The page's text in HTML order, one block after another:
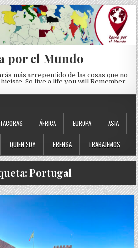
por el Mundo
más arrepentido de las cosas que no
So live a life you will Remember
ÁFRICA EUROPA ASIA
QUIEN SOY PRENSA TRABAJEMOS
Portugal